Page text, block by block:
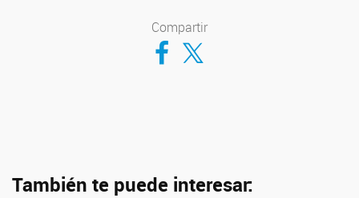
Compartir
Compartir en Facebook
Compartir en Twitter
También te puede interesar: